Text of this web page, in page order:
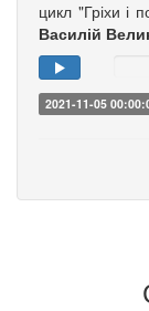
цикл "Гріхи і
Василій
2021-11-05